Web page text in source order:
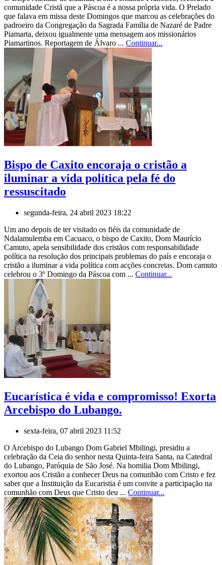
comunidade Cristã que a Páscoa é a nossa própria vida. O Prelado
que falava em missa deste Domingos que marcou as celebrações do
padroeiro da Congregação da Sagrada Família de Nazaré de Padre
Piamarta, deixou igualmente uma mensagem aos missionários
Piamartinos. Reportagem de Álvaro ... Continuar...
Bispo de Caxito encoraja o cristão a
iluminar a vida política pela fé do
ressuscitado
segunda-feira, 24 abril 2023 18:22
Um ano depois de ter visitado os fiéis da comunidade de
Ndalamulemba em Cacuaco, o bispo de Caxito, Dom Maurício
Camuto, apela sensibilidade dos cristãos com responsabilidade
política na resolução dos principais problemas do país e encoraja o
cristão a iluminar a vida política com acções concretas. Dom camuto
celebrou o 3º Domingo da Páscoa com ... Continuar...
Eucarística é vida e compromisso! Exorta
Arcebispo do Lubango.
sexta-feira, 07 abril 2023 11:52
O Arcebispo do Lubango Dom Gabriel Mbilingi, presidiu a
celebração da Ceia do senhor nesta Quinta-feira Santa, na Catedral
do Lubango, Paróquia de São José. Na homilia Dom Mbilingi,
exortou aos Cristão a conhecer Deus na comunhão com Cristo e fez
saber que a Instituição da Eucaristia é um convite a participação na
comunhão com Deus que Cristo deu ... Continuar...